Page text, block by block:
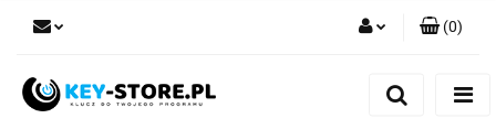
(0)